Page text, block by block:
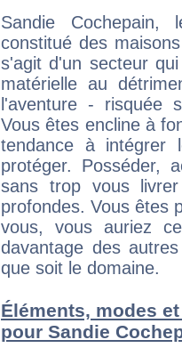
Sandie Cochepain,
constitué des
s'agit d'un secteur
matérielle au
l'aventure - risquée
Vous êtes encline à
tendance à
protéger. Posséder,
sans trop vous
profondes. Vous êtes
vous, vous auriez
davantage des
que soit le domaine.
Éléments, modes
pour Sandie